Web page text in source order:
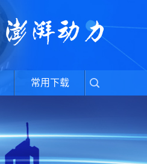
常用下载